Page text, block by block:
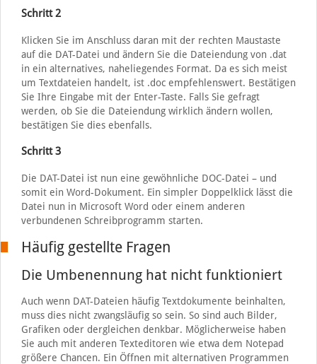
Schritt 2
Klicken Sie im Anschluss daran mit der rechten Maustaste
auf die DAT-Datei und ändern Sie die Dateiendung von .dat
in ein alternatives, naheliegendes Format. Da es sich meist
um Textdateien handelt, ist .doc empfehlenswert. Bestätigen
Sie Ihre Eingabe mit der Enter-Taste. Falls Sie gefragt
werden, ob Sie die Dateiendung wirklich ändern wollen,
bestätigen Sie dies ebenfalls.
Schritt 3
Die DAT-Datei ist nun eine gewöhnliche DOC-Datei – und
somit ein Word-Dokument. Ein simpler Doppelklick lässt die
Datei nun in Microsoft Word oder einem anderen
verbundenen Schreibprogramm starten.
Häufig gestellte Fragen
Die Umbenennung hat nicht funktioniert
Auch wenn DAT-Dateien häufig Textdokumente beinhalten,
muss dies nicht zwangsläufig so sein. So sind auch Bilder,
Grafiken oder dergleichen denkbar. Möglicherweise haben
Sie auch mit anderen Texteditoren wie etwa dem Notepad
größere Chancen. Ein Öffnen mit alternativen Programmen